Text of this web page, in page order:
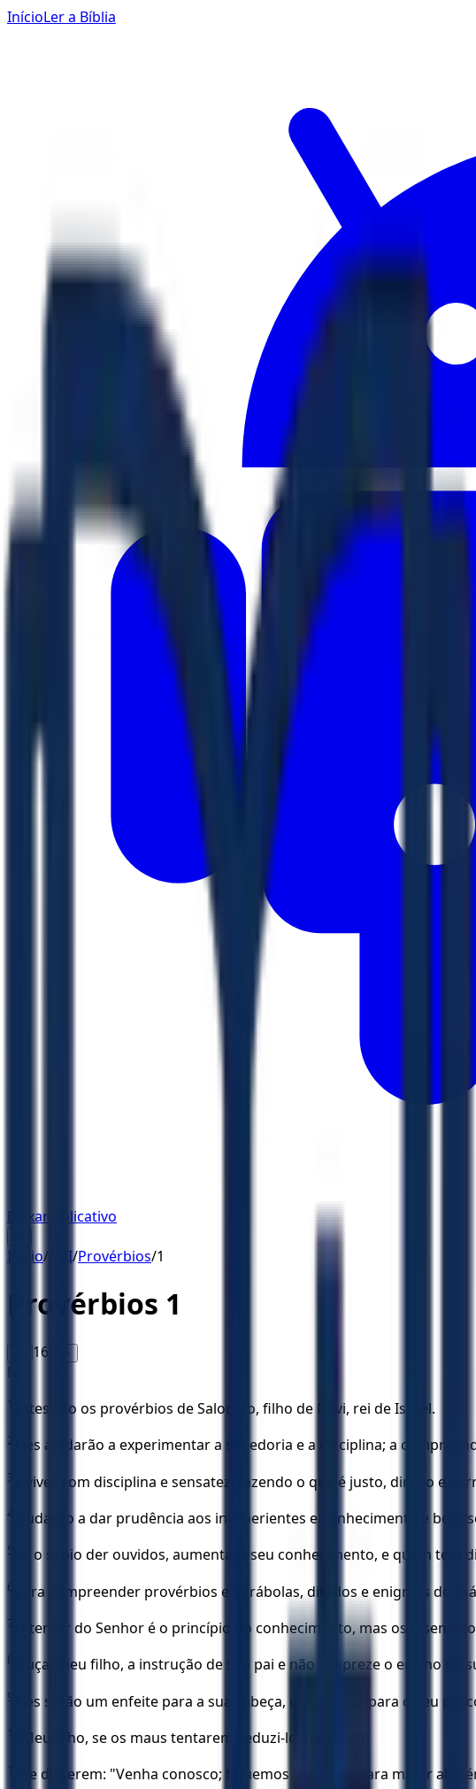
InícioLer a Bíblia
Baixar Aplicativo
Início/ NVI/Provérbios/1
Provérbios 1
16 A+
NVI
1 Estes são os provérbios de Salomão, filho de Davi, rei de Israel.
2 Eles ajudarão a experimentar a sabedoria e a disciplina; a
3 a viver com disciplina e sensatez, fazendo o que é justo, direito e
4 ajudarão a dar prudência aos inexperientes e conhecimento e bom
5 Se o sábio der ouvidos, aumentará seu conhecimento, e quem tem
6 para compreender provérbios e parábolas, ditados e enigmas dos
7 O temor do Senhor é o princípio do conhecimento, mas os
8 Ouça, meu filho, a instrução de seu pai e não despreze o ensino de
9 Eles serão um enfeite para a sua cabeça, um adorno para o seu
10 Meu filho, se os maus tentarem seduzi-lo, não ceda!
11 Se disserem: "Venha conosco; fiquemos de tocaia para matar